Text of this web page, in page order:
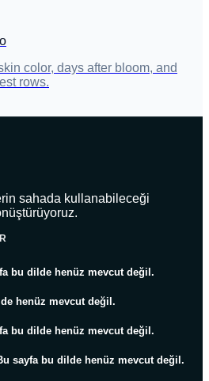
color, days after bloom, and
rows.
sahada kullanabileceği
bu dilde henüz mevcut değil.
henüz mevcut değil.
bu dilde henüz mevcut değil.
sayfa bu dilde henüz mevcut değil.